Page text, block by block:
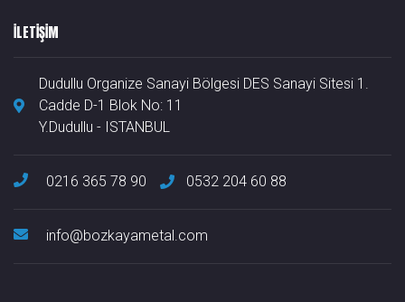
ILETIŞIM
Dudullu Organize Sanayi Bölgesi DES Sanayi Sitesi 1.
Cadde D-1 Blok No: 11
Y.Dudullu - ISTANBUL
0216 365 78 90 0532 204 60 88
info@bozkayametal.com